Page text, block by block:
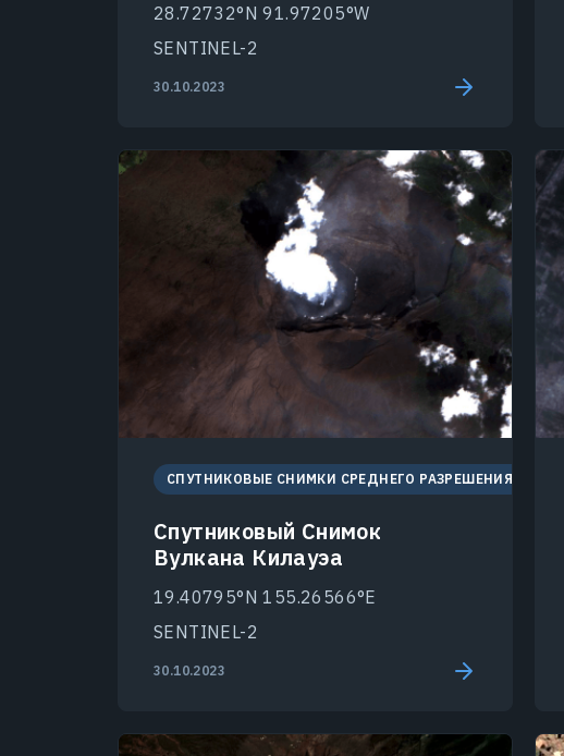
28.72732°N 91.97205°W
SENTINEL-2
30.10.2023
СПУТНИКОВЫЕ СНИМКИ СРЕДНЕГО РАЗРЕШЕНИЯ
Спутниковый Снимок
Вулкана Килауэа
19.40795°N 155.26566°E
SENTINEL-2
30.10.2023